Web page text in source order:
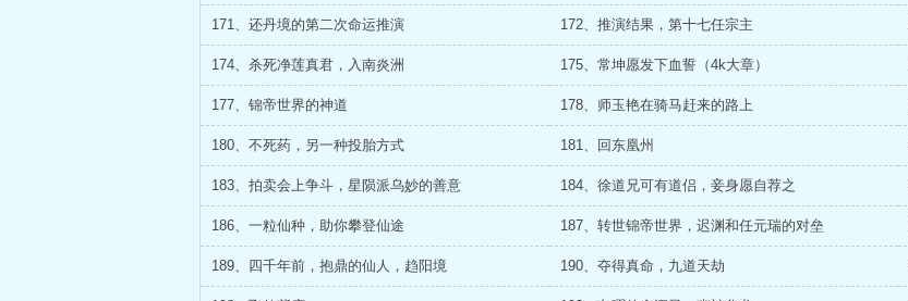
171、还丹境的第二次命运推演 172、推演结果，第十七任宗主
174、杀死净莲真君，入南炎洲 175、常坤愿发下血誓（4k大章）
177、锦帝世界的神道 178、师玉艳在骑马赶来的路上
180、不死药，另一种投胎方式 181、回东凰州
183、拍卖会上争斗，星陨派乌妙的善意 184、徐道兄可有道侣，妾身愿自荐之
186、一粒仙种，助你攀登仙途 187、转世锦帝世界，迟渊和任元瑞的对垒
189、四千年前，抱鼎的仙人，趋阳境 190、夺得真命，九道天劫